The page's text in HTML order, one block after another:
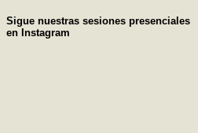
Sigue nuestras sesiones presenciales
en Instagram